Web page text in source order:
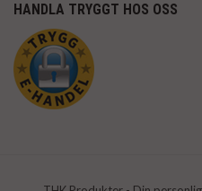
HANDLA TRYGGT HOS OSS